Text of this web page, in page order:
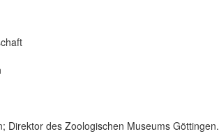
Direktor des Zoologischen Museums Göttingen.